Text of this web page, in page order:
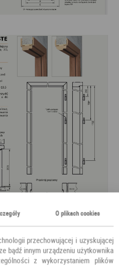
O plikach cookies
przechowującej i uzyskującej
bądź innym urządzeniu użytkownika
z wykorzystaniem plików